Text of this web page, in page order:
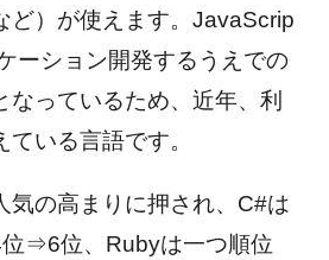
ど）が使えます。JavaScrip
ーション開発するうえでの
なっているため、近年、利
いる言語です。
気の高まりに押され、C#は
⇒6位、Rubyは一つ順位